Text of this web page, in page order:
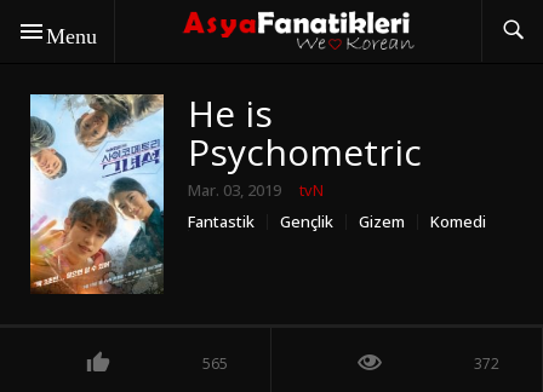
Menu
He is
Psychometric
Mar. 03, 2019
tvN
Fantastik
Gençlik Gizem Komedi
565 372